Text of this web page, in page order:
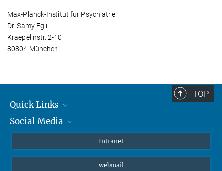
Max-Planck-Institut für Psychiatrie
Dr. Samy Egli
Kraepelinstr. 2-10
80804 München
TOP
Quick Links
Student*innen/Wissenschaftler*innen
Social Media
Intranet
webmail